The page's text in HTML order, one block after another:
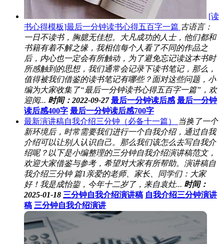
[读
书心得模板]最后一分钟读书心得五百字一篇 古语言：
一日不读书，胸臆无佳想。大凡成功的人士，他们都和
书籍有着不解之缘，我相信每个人看了不同的作品之
后，内心也一定会有所触动，为了避免忘记读这本书时
所感触到的思想，我们通常会记录下读书笔记，那么，
值得被我们借鉴的读书笔记有哪些？面对这些问题，小
编为大家收集了“最后一分钟读书心得五百字一篇”，欢
迎阅... 时间：2022-09-27 最后一分钟读后感 最后一分钟
读后感400字 最后一分钟读后感700字
最新演讲稿自我介绍三分钟（必备十一篇）
当换了一个
新环境后，时常需要我们进行一个自我介绍，通过自我
介绍可以让别人认识自己。那么我们该怎么去写自我介
绍呢？以下是小编整理的三分钟自我介绍演讲稿范文，
欢迎大家借鉴与参考，希望对大家有所帮助。演讲稿自
我介绍三分钟 篇1亲爱的老师、家长、同学们：大家
好！我是成怡鋆，今年十二岁了，来自袁灶... 时间：
2025-01-18 三分钟自我介绍演讲稿 自我介绍三分钟演讲
稿 三分钟自我介绍演讲